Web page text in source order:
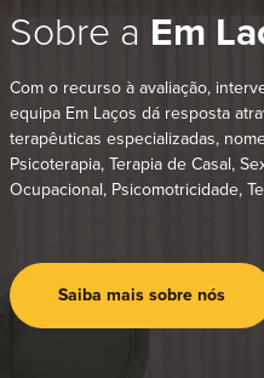
Sobre a Em
Com o recurso à avaliação,
equipa Em Laços dá resposta
terapêuticas especializadas,
Psicoterapia, Terapia de Casal,
Ocupacional, Psicomotricidade,
Saiba mais sobre nós